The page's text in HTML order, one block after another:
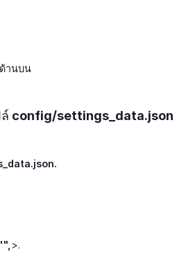
านบน
ล์ config/settings_data.json
>.